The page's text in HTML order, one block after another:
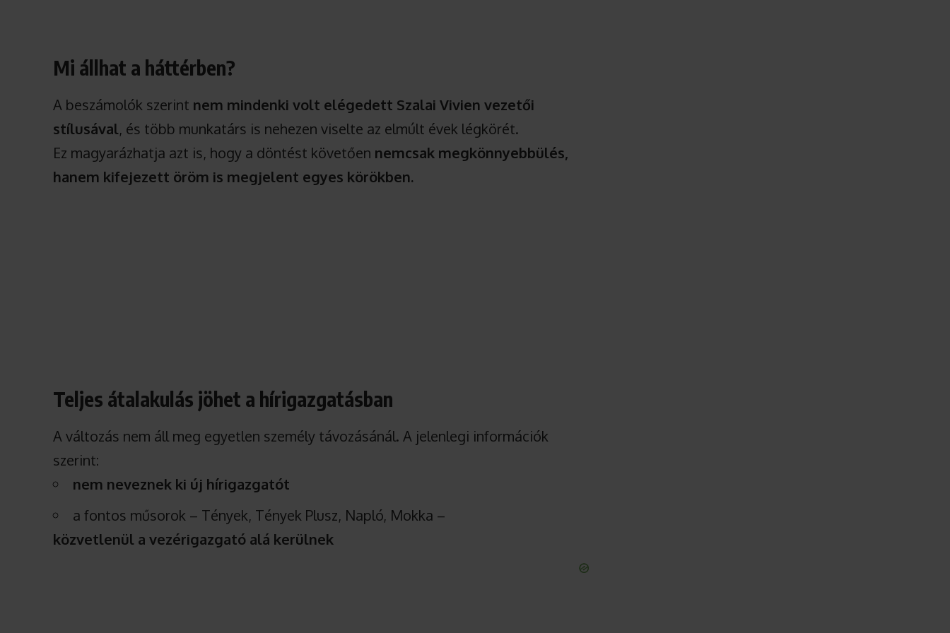
Mi állhat a háttérben?
A beszámolók szerint nem mindenki volt elégedett Szalai Vivien vezetői
stílusával , és több munkatárs is nehezen viselte az elmúlt évek légkörét.
Ez magyarázhatja azt is, hogy a döntést követően nemcsak megkönnyebbülés,
hanem kifejezett öröm is megjelent egyes körökben.
Teljes átalakulás jöhet a hírigazgatásban
A változás nem áll meg egyetlen személy távozásánál. A jelenlegi információk
szerint:
nem neveznek ki új hírigazgatót
a fontos műsorok – Tények, Tények Plusz, Napló, Mokka –
közvetlenül a vezérigazgató alá kerülnek